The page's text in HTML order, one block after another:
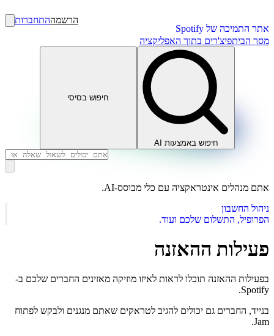
אתר התמיכה של Spotify
הרשמההתחברות
מסך הביתפיצ'רים בתוך האפליקציה
חיפוש באמצעות AI
חיפוש בסיסי
אתם מנהלים אינטראקציה עם כלי מבוסס-AI.
ניהול החשבון
הפרופיל, התשלום שלכם ועוד.
פעילות ההאזנה
בפעילות ההאזנה תוכלו לראות לאיזו מוזיקה מאזינים החברים שלכם ב-
Spotify.
בנייד, החברים גם יכולים להגיב לטראקים שאתם מנגנים ולבקש לפתוח
Jam.